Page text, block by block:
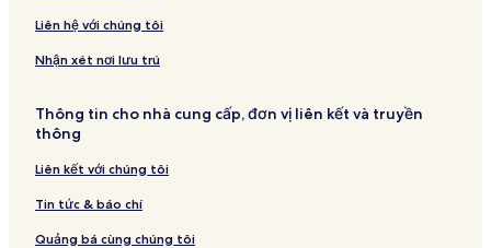
Liên hệ với chúng tôi
Nhận xét nơi lưu trú
Thông tin cho nhà cung cấp, đơn vị liên kết và truyền
thông
Liên kết với chúng tôi
Tin tức & báo chí
Quảng bá cùng chúng tôi